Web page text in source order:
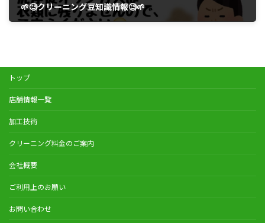
🌱🧐クリーニング豆知識情報🧐🌱
トップ
店舗情報一覧
加工技術
クリーニング料金のご案内
会社概要
ご利用上のお願い
お問い合わせ